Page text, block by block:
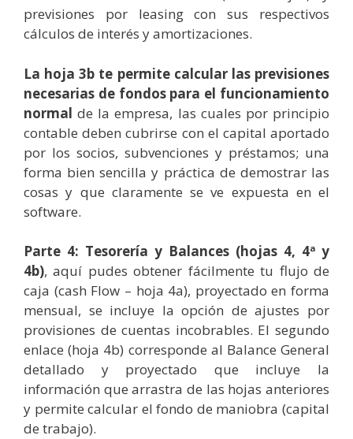
previsiones por leasing con sus respectivos
cálculos de interés y amortizaciones.
La hoja 3b te permite calcular las previsiones
necesarias de fondos para el funcionamiento
normal de la empresa, las cuales por principio
contable deben cubrirse con el capital aportado
por los socios, subvenciones y préstamos; una
forma bien sencilla y práctica de demostrar las
cosas y que claramente se ve expuesta en el
software.
Parte 4: Tesorería y Balances (hojas 4, 4ª y
4b), aquí pudes obtener fácilmente tu flujo de
caja (cash Flow – hoja 4a), proyectado en forma
mensual, se incluye la opción de ajustes por
provisiones de cuentas incobrables. El segundo
enlace (hoja 4b) corresponde al Balance General
detallado y proyectado que incluye la
información que arrastra de las hojas anteriores
y permite calcular el fondo de maniobra (capital
de trabajo).